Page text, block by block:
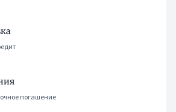
погашение